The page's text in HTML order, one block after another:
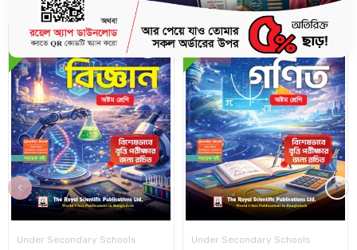
10%
Under Secondary Schools
10%
Under Secondary Schools
‹ ›